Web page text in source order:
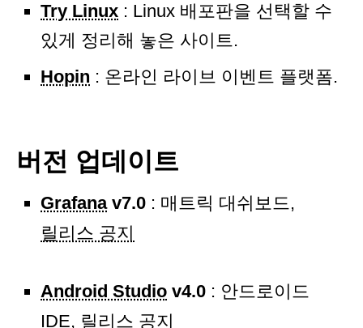
Try Linux : Linux 배포판을 선택할 수
있게 정리해 놓은 사이트.
Hopin : 온라인 라이브 이벤트 플랫폼.
버전 업데이트
Grafanav7.0 : 매트릭 대쉬보드,
릴리스 공지
Android Studio v4.0 : 안드로이드
IDE, 릴리스 공지